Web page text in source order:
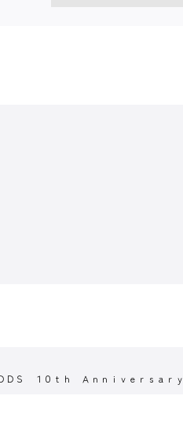
ＤＳ １０ｔｈ Ａｎｎｉｖｅｒｓａｒｙ